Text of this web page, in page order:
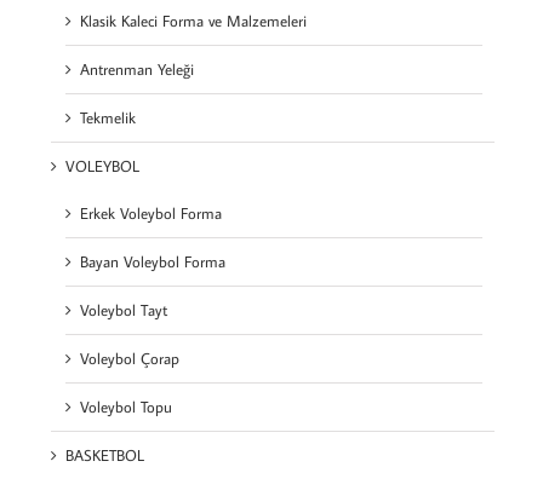
Klasik Kaleci Forma ve Malzemeleri
Antrenman Yeleği
Tekmelik
VOLEYBOL
Erkek Voleybol Forma
Bayan Voleybol Forma
Voleybol Tayt
Voleybol Çorap
Voleybol Topu
BASKETBOL